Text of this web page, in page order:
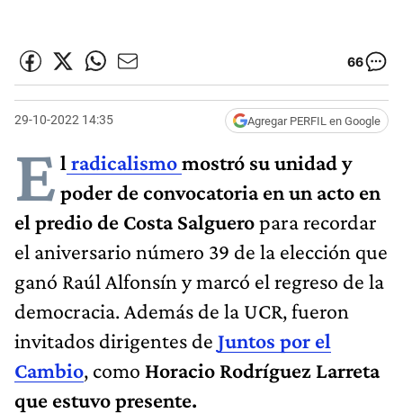
66
29-10-2022 14:35 Agregar PERFIL en Google
E l radicalismomostró su unidad y
poder de convocatoria en un acto en
el predio de Costa Salgueropara recordar
el aniversario número 39 de la elección que
ganó Raúl Alfonsín y marcó el regreso de la
democracia. Además de la UCR, fueron
invitados dirigentes de Juntos por el
Cambio, como Horacio Rodríguez Larreta
que estuvo presente.